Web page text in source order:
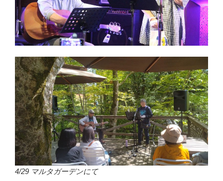
4/29 マルタガーデンにて